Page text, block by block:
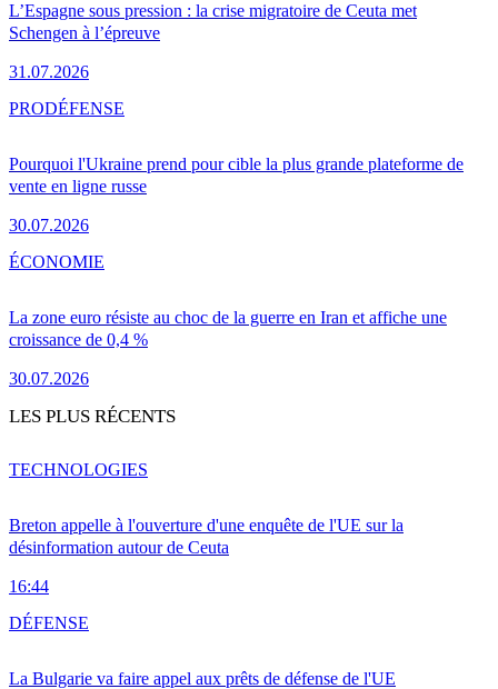
L’Espagne sous pression : la crise migratoire de Ceuta met
Schengen à l’épreuve
31.07.2026
Pourquoi l'Ukraine prend pour cible la plus grande plateforme de
vente en ligne russe
30.07.2026
PRODÉFENSE
La zone euro résiste au choc de la guerre en Iran et affiche une
croissance de 0,4 %
30.07.2026
ÉCONOMIE
LES PLUS RÉCENTS
Breton appelle à l'ouverture d'une enquête de l'UE sur la
désinformation autour de Ceuta
16:44
TECHNOLOGIES
La Bulgarie va faire appel aux prêts de défense de l'UE
DÉFENSE